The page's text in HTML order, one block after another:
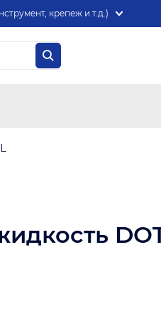
крепеж и т.д.)